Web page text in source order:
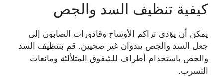
كيفية تنظيف السد والجص
يمكن أن يؤدي تراكم الأوساخ وقاذورات الصابون إلى
جعل السد والجص يبدوان غير صحيين. قم بتنظيف السد
والجص باستخدام أطراف للشقوق المتلألئة ومانعات
التسرب.